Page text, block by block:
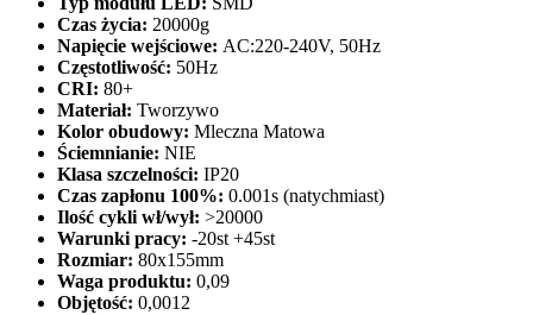
Czas życia: 20000g
Napięcie wejściowe: AC:220-240V, 50Hz
Częstotliwość: 50Hz
CRI: 80+
Materiał: Tworzywo
Kolor obudowy: Mleczna Matowa
Ściemnianie: NIE
Klasa szczelności: IP20
Czas zapłonu 100%: 0.001s (natychmiast)
Ilość cykli wł/wył: >20000
Warunki pracy: -20st +45st
Rozmiar: 80x155mm
Waga produktu: 0,09
Objętość: 0,0012